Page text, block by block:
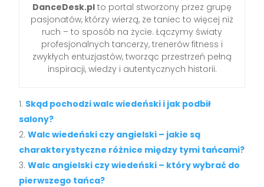
DanceDesk.pl to portal stworzony przez grupę
pasjonatów, którzy wierzą, że taniec to więcej niż
ruch – to sposób na życie. Łączymy światy
profesjonalnych tancerzy, trenerów fitness i
zwykłych entuzjastów, tworząc przestrzeń pełną
inspiracji, wiedzy i autentycznych historii.
Skąd pochodzi walc wiedeński i jak podbił
salony?
Walc wiedeński czy angielski – jakie są
charakterystyczne różnice między tymi tańcami?
Walc angielski czy wiedeński – który wybrać do
pierwszego tańca?